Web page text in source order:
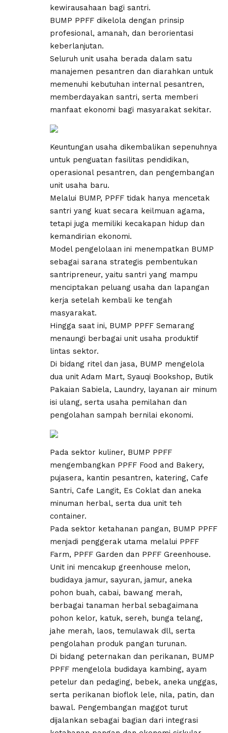
kewirausahaan bagi santri.
BUMP PPFF dikelola dengan prinsip
profesional, amanah, dan berorientasi
keberlanjutan.
Seluruh unit usaha berada dalam satu
manajemen pesantren dan diarahkan untuk
memenuhi kebutuhan internal pesantren,
memberdayakan santri, serta memberi
manfaat ekonomi bagi masyarakat sekitar.
Keuntungan usaha dikembalikan sepenuhnya
untuk penguatan fasilitas pendidikan,
operasional pesantren, dan pengembangan
unit usaha baru.
Melalui BUMP, PPFF tidak hanya mencetak
santri yang kuat secara keilmuan agama,
tetapi juga memiliki kecakapan hidup dan
kemandirian ekonomi.
Model pengelolaan ini menempatkan BUMP
sebagai sarana strategis pembentukan
santripreneur, yaitu santri yang mampu
menciptakan peluang usaha dan lapangan
kerja setelah kembali ke tengah
masyarakat.
Hingga saat ini, BUMP PPFF Semarang
menaungi berbagai unit usaha produktif
lintas sektor.
Di bidang ritel dan jasa, BUMP mengelola
dua unit Adam Mart, Syauqi Bookshop, Butik
Pakaian Sabiela, Laundry, layanan air minum
isi ulang, serta usaha pemilahan dan
pengolahan sampah bernilai ekonomi.
Pada sektor kuliner, BUMP PPFF
mengembangkan PPFF Food and Bakery,
pujasera, kantin pesantren, katering, Cafe
Santri, Cafe Langit, Es Coklat dan aneka
minuman herbal, serta dua unit teh
container.
Pada sektor ketahanan pangan, BUMP PPFF
menjadi penggerak utama melalui PPFF
Farm, PPFF Garden dan PPFF Greenhouse.
Unit ini mencakup greenhouse melon,
budidaya jamur, sayuran, jamur, aneka
pohon buah, cabai, bawang merah,
berbagai tanaman herbal sebagaimana
pohon kelor, katuk, sereh, bunga telang,
jahe merah, laos, temulawak dll, serta
pengolahan produk pangan turunan.
Di bidang peternakan dan perikanan, BUMP
PPFF mengelola budidaya kambing, ayam
petelur dan pedaging, bebek, aneka unggas,
serta perikanan bioflok lele, nila, patin, dan
bawal. Pengembangan maggot turut
dijalankan sebagai bagian dari integrasi